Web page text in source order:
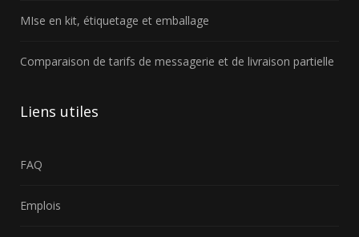
MIse en kit, étiquetage et emballage
Comparaison de tarifs de messagerie et de livraison partielle
Liens utiles
FAQ
Emplois